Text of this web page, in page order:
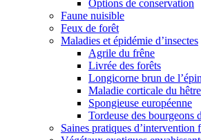
Options de conservation
Faune nuisible
Feux de forêt
Maladies et épidémie d’insectes
Agrile du frêne
Livrée des forêts
Longicorne brun de
Maladie corticale du hêtre
Spongieuse européenne
Tordeuse des bourgeons
Saines pratiques d’intervention